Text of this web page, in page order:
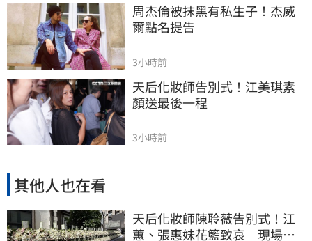
周杰倫被抹黑有私生子！杰威
爾點名提告
3小時前
天后化妝師告別式！江美琪素
顏送最後一程
3小時前
其他人也在看
天后化妝師陳聆薇告別式！江
蕙、張惠妹花籃致哀 現場白